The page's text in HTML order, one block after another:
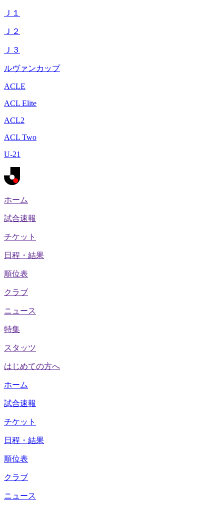
Ｊ１
Ｊ２
Ｊ３
ルヴァンカップ
ACLE
ACL Elite
ACL2
ACL Two
U-21
ホーム
試合速報
チケット
日程・結果
順位表
クラブ
ニュース
特集
スタッツ
はじめての方へ
ホーム
試合速報
チケット
日程・結果
順位表
クラブ
ニュース